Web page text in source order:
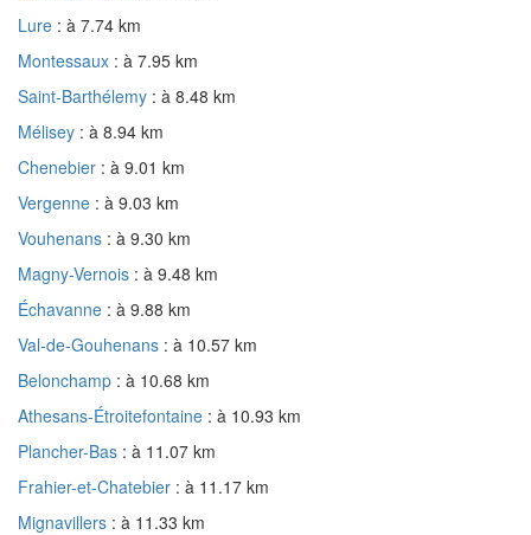
Lure : à 7.74 km
Montessaux : à 7.95 km
Saint-Barthélemy : à 8.48 km
Mélisey : à 8.94 km
Chenebier : à 9.01 km
Vergenne : à 9.03 km
Vouhenans : à 9.30 km
Magny-Vernois : à 9.48 km
Échavanne : à 9.88 km
Val-de-Gouhenans : à 10.57 km
Belonchamp : à 10.68 km
Athesans-Étroitefontaine : à 10.93 km
Plancher-Bas : à 11.07 km
Frahier-et-Chatebier : à 11.17 km
Mignavillers : à 11.33 km